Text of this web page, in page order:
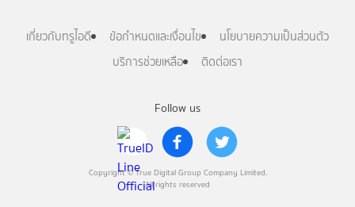
Follow us
Copyright © True Digital Group Company Limited.
All rights reserved
เกี่ยวกับทรูไอดี ข้อกำหนดและเงื่อนไข
นโยบายความเป็นส่วนตัว
บริการช่วยเหลือ
ติดต่อเรา